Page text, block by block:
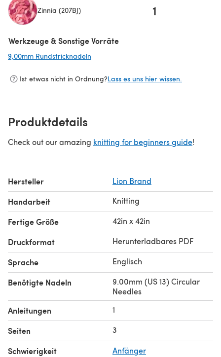
Zinnia (207BJ) 1
Werkzeuge & Sonstige Vorräte
9,00mm Rundstricknadeln
Ist etwas nicht in Ordnung?Lass es uns hier wissen.
Produktdetails
Check out our amazing knitting for beginners guide!
Hersteller Lion Brand
Handarbeit Knitting
Fertige Größe 42in x 42in
Druckformat Herunterladbares PDF
Sprache Englisch
Benötigte Nadeln
9.00mm (US 13) Circular
Needles
Anleitungen 1
Seiten 3
Schwierigkeit Anfänger